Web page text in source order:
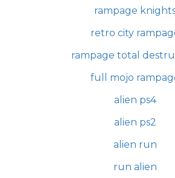
rampage
retro city
rampage total
full mojo
alien ps4
alien ps2
alien run
run alien